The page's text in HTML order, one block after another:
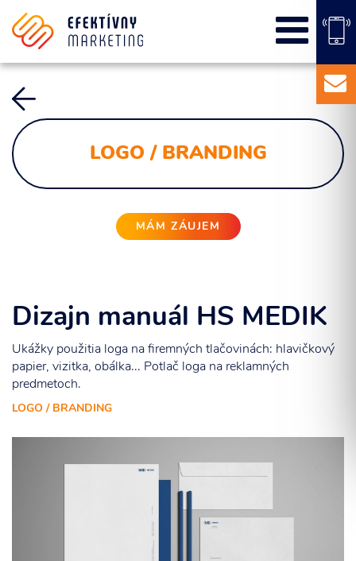
LOGO / BRANDING
MÁM ZÁUJEM
Dizajn manuál HS MEDIK
Ukážky použitia loga na firemných tlačovinách: hlavičkový
papier, vizitka, obálka... Potlač loga na reklamných
predmetoch.
LOGO / BRANDING
PPC kampane
Správa sociálnych sietí
Content Marketing
Balíky služieb
Marketingový základ
Externý marketingový manažér pre vašu firmu
Súhlasím so spracovaním osobných informácií.
ODOSLAŤ